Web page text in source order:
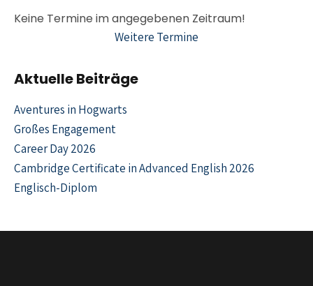
Weitere Termine
Aktuelle Beiträge
Aventures in Hogwarts
Großes Engagement
Career Day 2026
Cambridge Certificate in Advanced English 2026
Englisch-Diplom